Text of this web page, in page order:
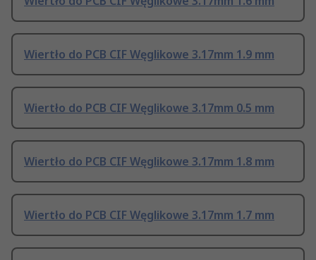
Wiertło do PCB CIF Węglikowe 3.17mm 1.9 mm
Wiertło do PCB CIF Węglikowe 3.17mm 0.5 mm
Wiertło do PCB CIF Węglikowe 3.17mm 1.8 mm
Wiertło do PCB CIF Węglikowe 3.17mm 1.7 mm